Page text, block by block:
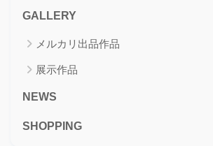
GALLERY
メルカリ出品作品
展示作品
NEWS
SHOPPING